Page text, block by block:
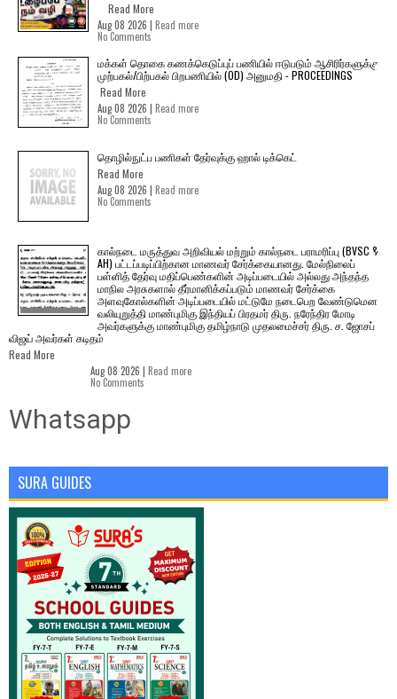
Read More
Aug 08 2026 | Read more
No Comments
மக்கள் தொகை கணக்கெடுப்புப் பணியில் ஈடுபடும் ஆசிரிர்களுக்கு
முற்பகல்/பிற்பகல் பிறபணியில் (OD) அனுமதி - PROCEEDINGS
Read More
Aug 08 2026 | Read more
No Comments
தொழில்நுட்ப பணிகள் தேர்வுக்கு ஹால் ​டிக்கெட்
Read More
Aug 08 2026 | Read more
No Comments
கால்நடை மருத்துவ அறிவியல் மற்றும் கால்நடை பராமரிப்பு (BVSC &
AH) பட்டப்படிப்பிற்கான மாணவர் சேர்க்கையானது. மேல்நிலைப்
பள்ளித் தேர்வு மதிப்பெண்களின் அடிப்படையில் அல்லது அந்தந்த
மாநில அரசுகளால் தீர்மானிக்கப்படும் மாணவர் சேர்க்கை
அளவுகோல்களின் அடிப்படையில் மட்டுமே நடைபெற வேண்டுமென
வலியுறுத்தி மாண்புமிகு இந்தியப் பிரதமர் திரு. நரேந்திர மோடி
அவர்களுக்கு மாண்புமிகு தமிழ்நாடு முதலமைச்சர் திரு. ச. ஜோசப்
விஜய் அவர்கள் கடிதம்
Read More
Aug 08 2026 | Read more
No Comments
Whatsapp
SURA GUIDES